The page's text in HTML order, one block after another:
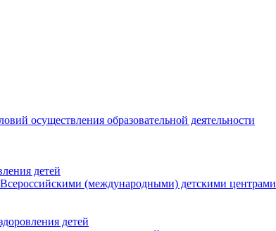
осуществления образовательной деятельности
детей
Всероссийскими (международными) детскими центрами
детей